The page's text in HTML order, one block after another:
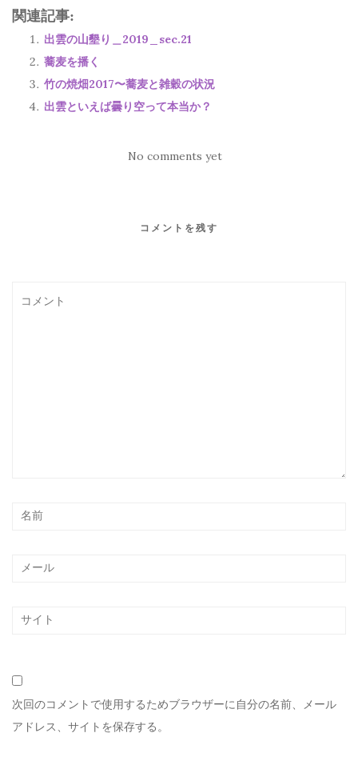
関連記事:
出雲の山墾り＿2019_sec.21
蕎麦を播く
竹の焼畑2017〜蕎麦と雑穀の状況
出雲といえば曇り空って本当か？
No comments yet
コメントを残す
次回のコメントで使用するためブラウザーに自分の名前、メール
アドレス、サイトを保存する。